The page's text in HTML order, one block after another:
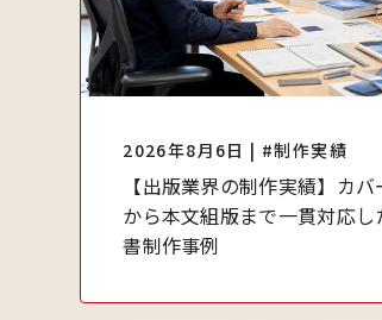
2026年8月6日 | #制作実績
【出版業界の制作実績】カ
から本文組版まで一貫対応し
書制作事例